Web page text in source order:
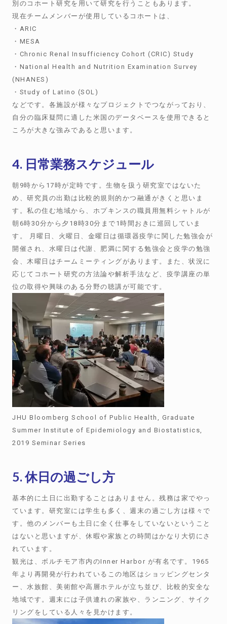
別のコホート研究を用いて研究を行うこともあります。
現在チームメンバーが使用しているコホートは、
・ARIC
・MESA
・Chronic Renal Insufficiency Cohort (CRIC) Study
・National Health and Nutrition Examination Survey
(NHANES)
・Study of Latino (SOL)
などです。各施設が様々なプロジェクトでつながっており、
自分の臨床疑問に適した米国のデータベースを使用できると
ころが大きな強みであると思います。
4. 日常業務スケジュール
朝9時から17時が定時です。生物を扱う研究室ではないた
め、研究員の出勤は比較的規則的かつ融通がきくと思いま
す。私の住む地域から、ホプキンスの職員用無料シャトルが
朝6時30分から夕18時30分まで1時間おきに巡回していま
す。 月曜日、火曜日、金曜日は循環器疫学に関した勉強会が
開催され、水曜日は代謝、肥満に関する勉強会と疫学の勉強
会、木曜日はチームミーティングがあります。また、状況に
応じてコホート研究の方法論や解析手法など、疫学講座の単
位の取得や興味のある分野の聴講が可能です。
JHU Bloomberg School of Public Health, Graduate
Summer Institute of Epidemiology and Biostatistics,
2019 Seminar Series
5. 休日の過ごし方
基本的に土日に出勤することはありません。残務は家でやっ
ています。研究室には学生も多く、週末の過ごし方は様々で
す。他のメンバーも土日に全く仕事をしていないということ
はないと思いますが、休暇や家族との時間はかなり大切にさ
れています。
観光は、ボルチモア市内のInner Harbor が有名です。1965
年より再開発が行われているこの地区はショッピングセンタ
ー、水族館、美術館や高層ホテルが立ち並び、比較的安全な
地域です。週末には子供連れの家族や、ランニング、サイク
リングをしている人々を見かけます。